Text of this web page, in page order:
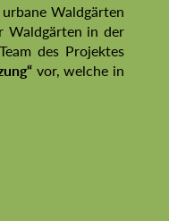
Waldgärten
Waldgärten in der
des Projektes
vor, welche in